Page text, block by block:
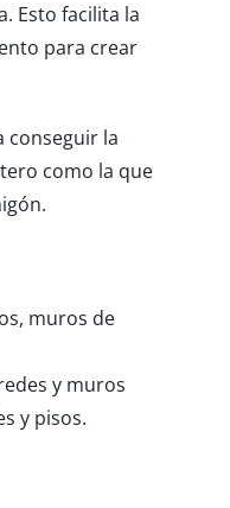
Esto facilita la
para crear
conseguir la
como la que
muros de
y muros
y pisos.